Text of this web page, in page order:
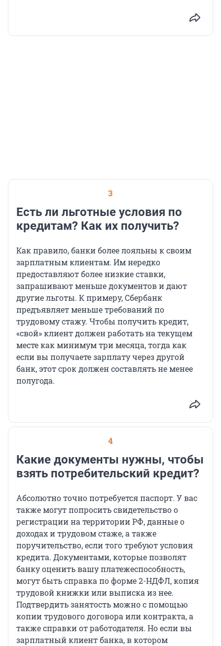
3
Есть ли льготные условия по
кредитам? Как их получить?
Как правило, банки более лояльны к своим
зарплатным клиентам. Им нередко
предоставляют более низкие ставки,
запрашивают меньше документов и дают
другие льготы. К примеру, Сбербанк
предъявляет меньше требований по
трудовому стажу. Чтобы получить кредит,
«свой» клиент должен работать на текущем
месте как минимум три месяца, тогда как
если вы получаете зарплату через другой
банк, этот срок должен составлять не менее
полугода.
4
Какие документы нужны, чтобы
взять потребительский кредит?
Абсолютно точно потребуется паспорт. У вас
также могут попросить свидетельство о
регистрации на территории РФ, данные о
доходах и трудовом стаже, а также
поручительство, если того требуют условия
кредита. Документами, которые позволят
банку оценить вашу платежеспособность,
могут быть справка по форме 2-НДФЛ, копия
трудовой книжки или выписка из нее.
Подтвердить занятость можно с помощью
копии трудового договора или контракта, а
также справки от работодателя. Но если вы
зарплатный клиент банка, в котором